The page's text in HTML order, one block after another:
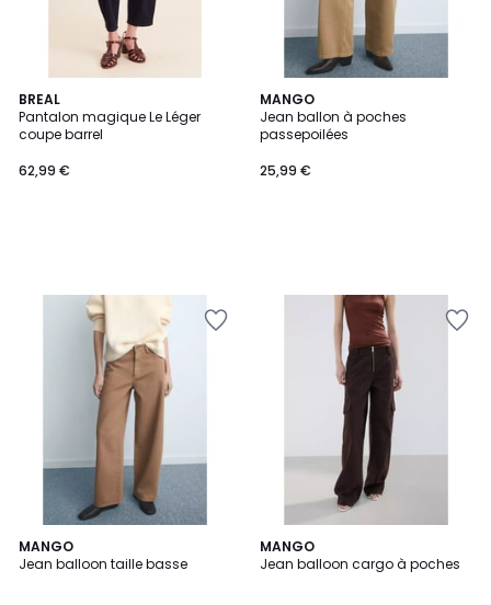
BREAL
Pantalon magique Le Léger
coupe barrel
62,99 €
MANGO
Jean ballon à poches
passepoilées
25,99 €
MANGO
Jean balloon taille basse
MANGO
Jean balloon cargo à poches